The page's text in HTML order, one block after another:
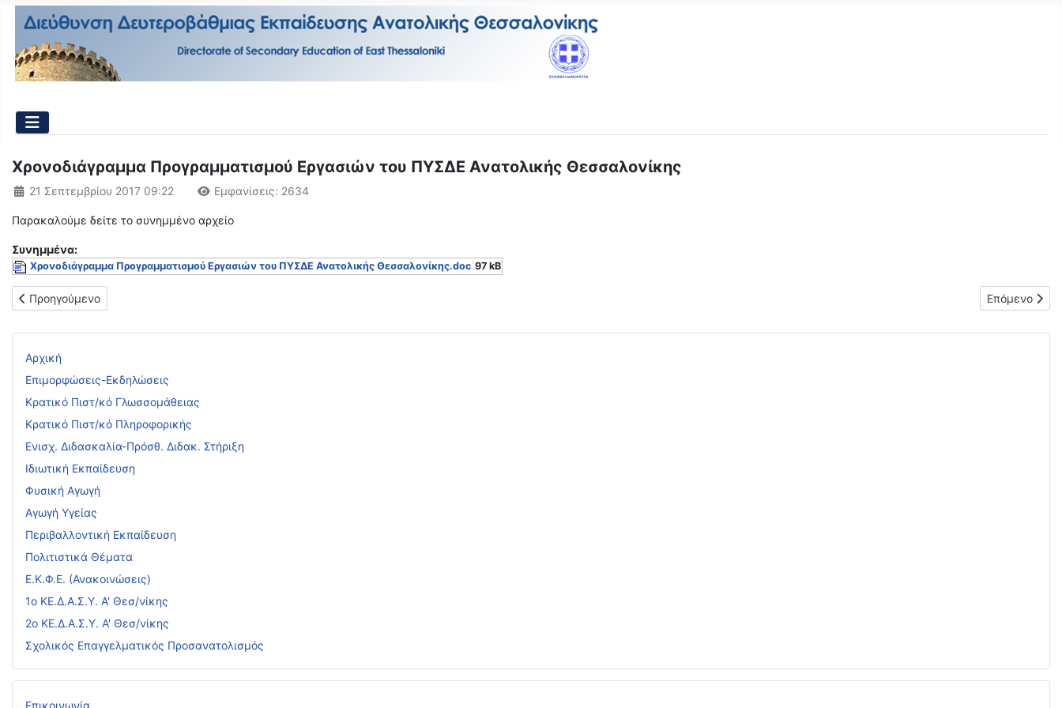
Αρχική
Επιμορφώσεις-Εκδηλώσεις
Κρατικό Πιστ/κό Γλωσσομάθειας
Κρατικό Πιστ/κό Πληροφορικής
Ενισχ. Διδασκαλία-Πρόσθ. Διδακ. Στήριξη
Ιδιωτική Εκπαίδευση
Φυσική Αγωγή
Αγωγή Υγείας
Περιβαλλοντική Εκπαίδευση
Πολιτιστικά Θέματα
Ε.Κ.Φ.Ε. (Ανακοινώσεις)
1ο ΚΕ.Δ.Α.Σ.Υ. Α' Θεσ/νίκης
2ο ΚΕ.Δ.Α.Σ.Υ. Α' Θεσ/νίκης
Σχολικός Επαγγελματικός Προσανατολισμός
Επικοινωνία
Χρονοδιάγραμμα Προγραμματισμού Εργασιών του ΠΥΣΔΕ Ανατολικής Θεσσαλονίκης
Λεπτομέρειες
21 Σεπτεμβρίου 2017 09:22 Εμφανίσεις: 2634
Παρακαλούμε δείτε το συνημμένο αρχείο
Συνημμένα:
Χρονοδιάγραμμα Προγραμματισμού Εργασιών του ΠΥΣΔΕ Ανατολικής Θεσσαλονίκης.doc 97 kB
Προηγούμενο άρθρο: ΧΑΡΑΚΤΗΡΙΣΜΟΣ ΛΕΙΤΟΥΡΓΙΚΑ ΥΠΕΡΑΡΙΘΜΩΝ ΕΚΠ/ΚΩΝ ΜΕ ΠΡΑΞΗ ΠΥΣΔΕ 44/22-09-2017
Προηγούμενο Επόμενο
Επόμενο